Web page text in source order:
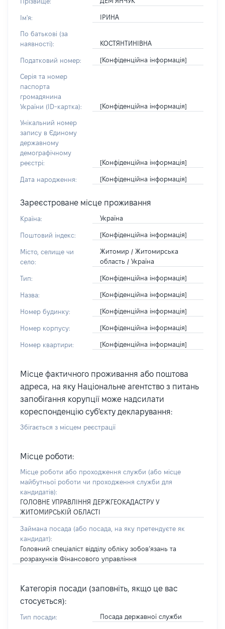
Ім'я: ІРИНА
По батькові (за
наявності):
КОСТЯНТИНІВНА
Податковий номер: [Конфіденційна інформація]
Серія та номер
паспорта
громадянина
України (ID-картка):
[Конфіденційна інформація]
Унікальний номер
запису в Єдиному
державному
демографічному
реєстрі:
[Конфіденційна інформація]
Дата народження: [Конфіденційна інформація]
Зареєстроване місце проживання
Країна: Україна
Поштовий індекс: [Конфіденційна інформація]
Місто, селище чи
село:
Житомир / Житомирська
область / Україна
Тип: [Конфіденційна інформація]
Назва: [Конфіденційна інформація]
Номер будинку: [Конфіденційна інформація]
Номер корпусу: [Конфіденційна інформація]
Номер квартири: [Конфіденційна інформація]
Місце фактичного проживання або поштова
адреса, на яку Національне агентство з питань
запобігання корупції може надсилати
кореспонденцію суб'єкту декларування:
Збігається з місцем реєстрації
Місце роботи:
Місце роботи або проходження служби (або місце
майбутньої роботи чи проходження служби для
кандидатів):
ГОЛОВНЕ УПРАВЛІННЯ ДЕРЖГЕОКАДАСТРУ У
ЖИТОМИРСЬКІЙ ОБЛАСТІ
Займана посада (або посада, на яку претендуєте як
кандидат):
Головний спеціаліст відділу обліку зобов’язань та
розрахунків Фінансового управління
Категорія посади (заповніть, якщо це вас
стосується):
Тип посади: Посада державної служби